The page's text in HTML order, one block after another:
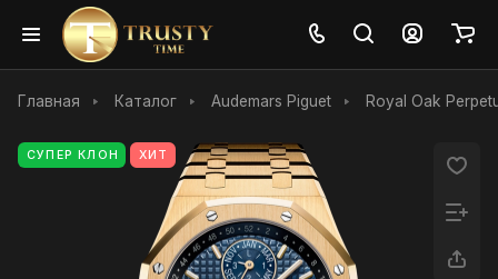
Главная Каталог Audemars Piguet Royal Oak
СУПЕР КЛОН ХИТ